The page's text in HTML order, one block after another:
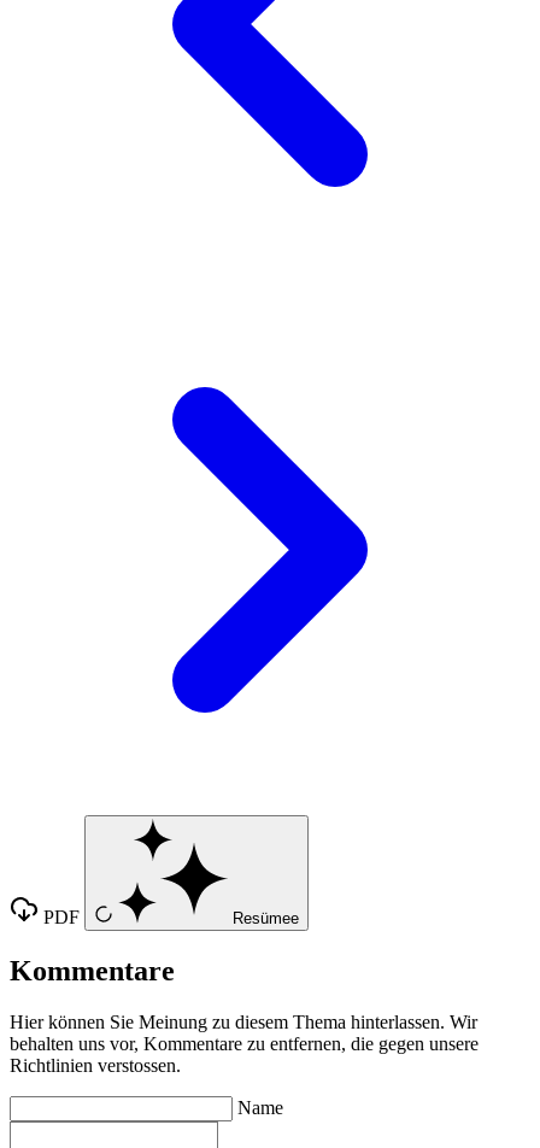
PDF Resümee
Kommentare
Hier können Sie Meinung zu diesem Thema hinterlassen. Wir
behalten uns vor, Kommentare zu entfernen, die gegen unsere
Richtlinien verstossen.
Name